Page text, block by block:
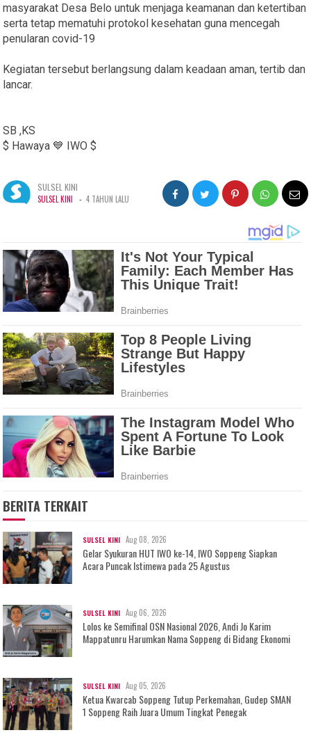
masyarakat Desa Belo untuk menjaga keamanan dan ketertiban
serta tetap mematuhi protokol kesehatan guna mencegah
penularan covid-19
Kegiatan tersebut berlangsung dalam keadaan aman, tertib dan
lancar.
SB ,KS
$ Hawaya 💙 IWO $
SULSEL KINI
SULSEL KINI - 4 TAHUN LALU
BERITA TERKAIT
SULSEL KINI Aug 08, 2026
Gelar Syukuran HUT IWO ke-14, IWO Soppeng Siapkan
Acara Puncak Istimewa pada 25 Agustus
SULSEL KINI Aug 06, 2026
Lolos ke Semifinal OSN Nasional 2026, Andi Jo Karim
Mappatunru Harumkan Nama Soppeng di Bidang Ekonomi
SULSEL KINI Aug 05, 2026
Ketua Kwarcab Soppeng Tutup Perkemahan, Gudep SMAN
1 Soppeng Raih Juara Umum Tingkat Penegak